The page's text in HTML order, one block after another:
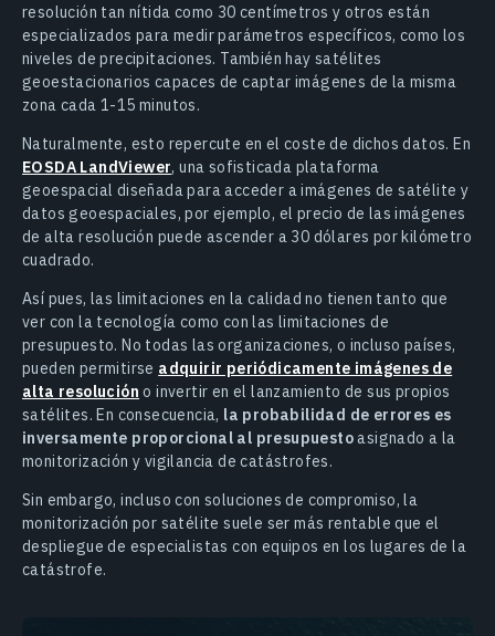
resolución tan nítida como 30 centímetros y otros están
especializados para medir parámetros específicos, como los
niveles de precipitaciones. También hay satélites
geoestacionarios capaces de captar imágenes de la misma
zona cada 1-15 minutos.
Naturalmente, esto repercute en el coste de dichos datos. En
EOSDA LandViewer, una sofisticada plataforma
geoespacial diseñada para acceder a imágenes de satélite y
datos geoespaciales, por ejemplo, el precio de las imágenes
de alta resolución puede ascender a 30 dólares por kilómetro
cuadrado.
Así pues, las limitaciones en la calidad no tienen tanto que
ver con la tecnología como con las limitaciones de
presupuesto. No todas las organizaciones, o incluso países,
pueden permitirse adquirir periódicamente imágenes de
alta resolución o invertir en el lanzamiento de sus propios
satélites. En consecuencia, la probabilidad de errores es
inversamente proporcional al presupuestoasignado a la
monitorización y vigilancia de catástrofes.
Sin embargo, incluso con soluciones de compromiso, la
monitorización por satélite suele ser más rentable que el
despliegue de especialistas con equipos en los lugares de la
catástrofe.